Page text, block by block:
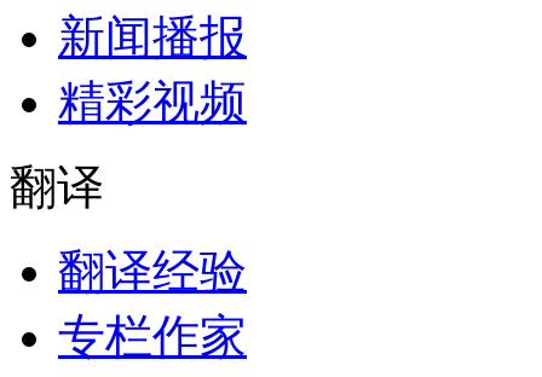
新闻播报
精彩视频
翻译
翻译经验
专栏作家